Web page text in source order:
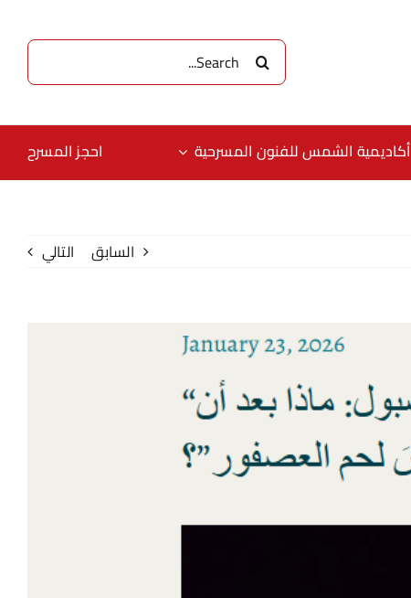
البحث
عن:
أكاديمية الشمس للفنون المسرحية احجز المسرح
السابق التالي